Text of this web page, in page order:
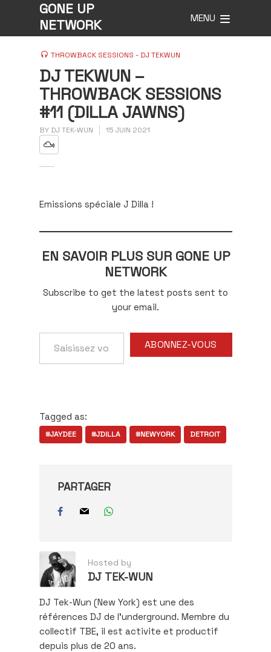
GONE UP
NETWORK
MENU
THROWBACK SESSIONS - DJ TEKWUN
DJ TEKWUN –
THROWBACK SESSIONS
#11 (DILLA JAWNS)
BY DJ TEK-WUN 15 JUIN 2021
Emissions spéciale J Dilla !
EN SAVOIR PLUS SUR GONE UP
NETWORK
Subscribe to get the latest posts sent to
your email.
votre
adresse
ABONNEZ-VOUS
Tagged as:
#JAYDEE #JDILLA #NEWYORK DETROIT
PARTAGER
Hosted by
DJ TEK-WUN
DJ Tek-Wun (New York) est une des
références DJ de l’underground. Membre du
collectif TBE, il est activite et productif
depuis plus de 20 ans.